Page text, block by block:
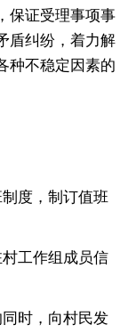
保证受理事项事
盾纠纷，着力解
种不稳定因素的
度，制订值班
工作组成员信
时，向村民发